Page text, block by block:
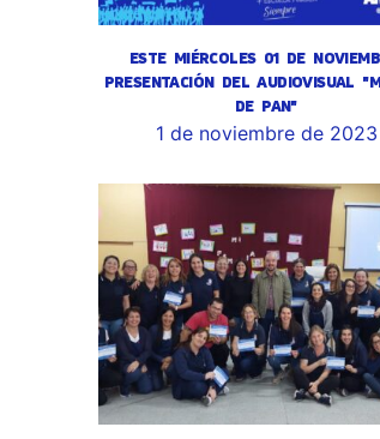
ESTE MIÉRCOLES 01 DE
PRESENTACIÓN DEL AUDIOVISUAL
DE PAN"
1 de noviembre de 2023